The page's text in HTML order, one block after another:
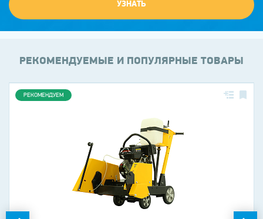
УЗНАТЬ
РЕКОМЕНДУЕМЫЕ И ПОПУЛЯРНЫЕ ТОВАРЫ
РЕКОМЕНДУЕМ